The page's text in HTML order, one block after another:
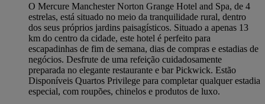
O Mercure Manchester Norton Grange Hotel and Spa, de 4
estrelas, está situado no meio da tranquilidade rural, dentro
dos seus próprios jardins paisagísticos. Situado a apenas 13
km do centro da cidade, este hotel é perfeito para
escapadinhas de fim de semana, dias de compras e estadias de
negócios. Desfrute de uma refeição cuidadosamente
preparada no elegante restaurante e bar Pickwick. Estão
Disponíveis Quartos Privilege para completar qualquer estadia
especial, com roupões, chinelos e produtos de luxo.